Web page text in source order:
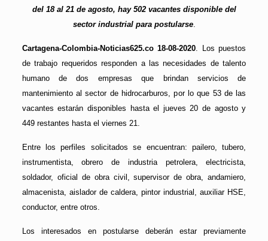
del 18 al 21 de agosto, hay 502 vacantes disponible del
sector industrial para postularse.
Cartagena-Colombia-Noticias625.co 18-08-2020. Los puestos
de trabajo requeridos responden a las necesidades de talento
humano de dos empresas que brindan servicios de
mantenimiento al sector de hidrocarburos, por lo que 53 de las
vacantes estarán disponibles hasta el jueves 20 de agosto y
449 restantes hasta el viernes 21.
Entre los perfiles solicitados se encuentran: pailero, tubero,
instrumentista, obrero de industria petrolera, electricista,
soldador, oficial de obra civil, supervisor de obra, andamiero,
almacenista, aislador de caldera, pintor industrial, auxiliar HSE,
conductor, entre otros.
Los interesados en postularse deberán estar previamente